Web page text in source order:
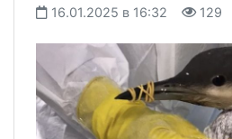
16.01.2025 в 16:32 129